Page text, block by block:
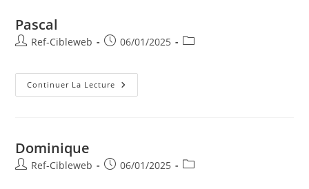
Pascal
Ref-Cibleweb 06/01/2025
Continuer La Lecture
Dominique
Ref-Cibleweb 06/01/2025